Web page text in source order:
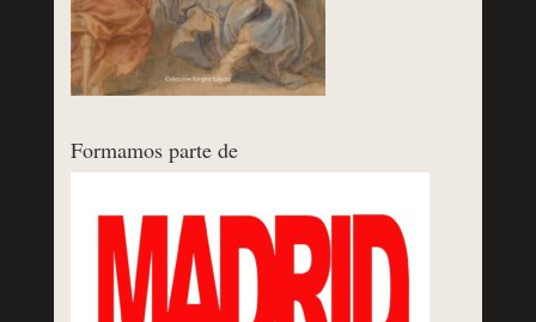
Formamos parte de